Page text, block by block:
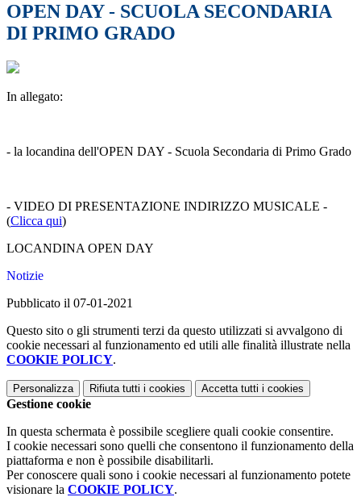
OPEN DAY - SCUOLA SECONDARIA
DI PRIMO GRADO
In allegato:
- la locandina dell'OPEN DAY - Scuola Secondaria di Primo Grado
- VIDEO DI PRESENTAZIONE INDIRIZZO MUSICALE -
(Clicca qui)
LOCANDINA OPEN DAY
Notizie
Pubblicato il 07-01-2021
Questo sito o gli strumenti terzi da questo utilizzati si avvalgono di
cookie necessari al funzionamento ed utili alle finalità illustrate nella
COOKIE POLICY.
Personalizza Rifiuta tutti i cookies Accetta tutti i cookies
Gestione cookie
In questa schermata è possibile scegliere quali cookie consentire.
I cookie necessari sono quelli che consentono il funzionamento della
piattaforma e non è possibile disabilitarli.
Per conoscere quali sono i cookie necessari al funzionamento potete
visionare la COOKIE POLICY.